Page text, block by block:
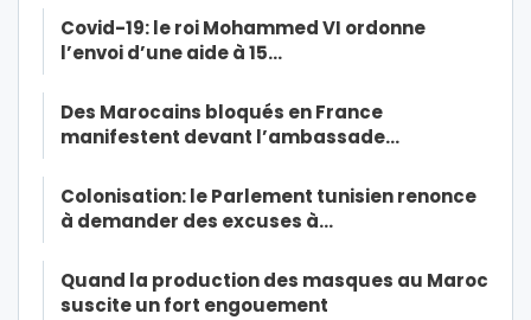
Covid-19: le roi Mohammed VI ordonne
l’envoi d’une aide à 15…
Des Marocains bloqués en France
manifestent devant l’ambassade…
Colonisation: le Parlement tunisien renonce
à demander des excuses à…
Quand la production des masques au Maroc
suscite un fort engouement